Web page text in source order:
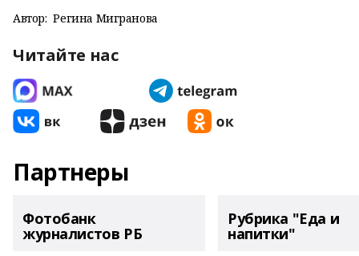
Автор: Регина Мигранова
Читайте нас
Партнеры
Фотобанк
журналистов РБ
Рубрика "Еда и
напитки"